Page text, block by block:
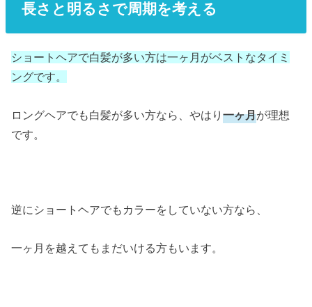
長さと明るさで周期を考える
ショートヘアで白髪が多い方は一ヶ月がベストなタイミ
ングです。
ロングヘアでも白髪が多い方なら、やはり一ヶ月が理想
です。
逆にショートヘアでもカラーをしていない方なら、
一ヶ月を越えてもまだいける方もいます。